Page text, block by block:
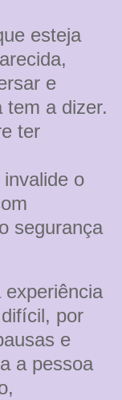
esteja
e
tem a dizer.
ter
o
segurança
experiência
por
e
a pessoa